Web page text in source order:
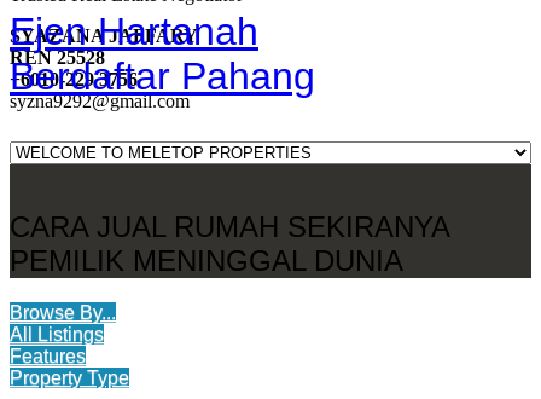
Ejen Hartanah
Berdaftar Pahang
SYAZANA JAFFARY
REN 25528
+6010-229 3756
syzna9292@gmail.com
CARA JUAL RUMAH SEKIRANYA
PEMILIK MENINGGAL DUNIA
Browse By...
All Listings
Features
Property Type